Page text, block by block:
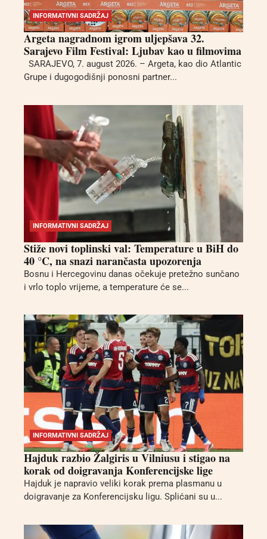
INFORMATIVNI SADRŽAJ
Argeta nagradnom igrom uljepšava 32.
Sarajevo Film Festival: Ljubav kao u filmovima
SARAJEVO, 7. august 2026. – Argeta, kao dio Atlantic
Grupe i dugogodišnji ponosni partner...
INFORMATIVNI SADRŽAJ
Stiže novi toplinski val: Temperature u BiH do
40 °C, na snazi narančasta upozorenja
Bosnu i Hercegovinu danas očekuje pretežno sunčano
i vrlo toplo vrijeme, a temperature će se...
INFORMATIVNI SADRŽAJ
Hajduk razbio Žalgiris u Vilniusu i stigao na
korak od doigravanja Konferencijske lige
Hajduk je napravio veliki korak prema plasmanu u
doigravanje za Konferencijsku ligu. Splićani su u...